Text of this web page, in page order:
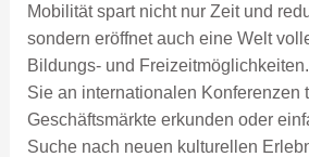
Mobilität spart nicht nur Zeit und
sondern eröffnet auch eine Welt
Bildungs- und
Sie an internationalen Konferenzen
Geschäftsmärkte erkunden oder
Suche nach neuen kulturellen